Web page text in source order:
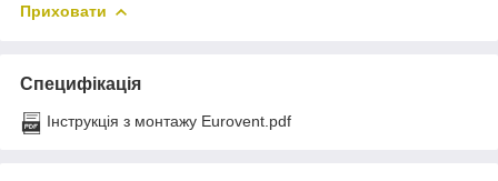
Приховати
Специфікація
Інструкція з монтажу Eurovent.pdf